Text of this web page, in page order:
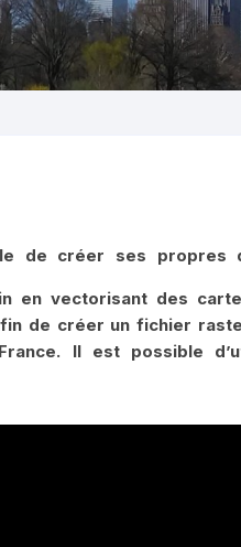
de créer ses propres
en vectorisant des
de créer un fichier
Il est possible